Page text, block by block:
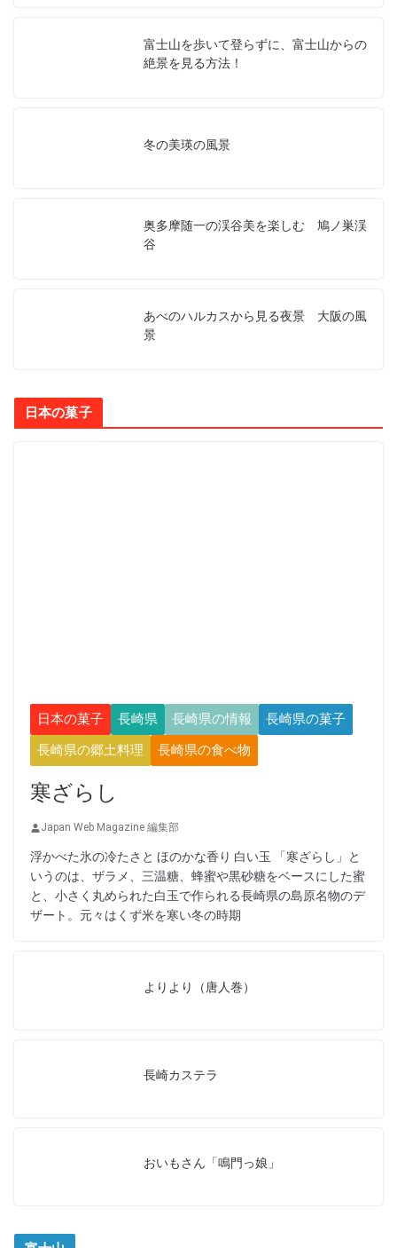
富士山を歩いて登らずに、富士山からの
絶景を見る方法！
冬の美瑛の風景
奥多摩随一の渓谷美を楽しむ 鳩ノ巣渓
谷
あべのハルカスから見る夜景 大阪の風
景
日本の菓子
日本の菓子 長崎県 長崎県の情報
長崎県の菓子
長崎県の郷土料理
長崎県の食べ物
寒ざらし
Japan Web Magazine 編集部
浮かべた氷の冷たさと ほのかな香り 白い玉 「寒ざらし」と
いうのは、ザラメ、三温糖、蜂蜜や黒砂糖をベースにした蜜
と、小さく丸められた白玉で作られる長崎県の島原名物のデ
ザート。元々はくず米を寒い冬の時期
よりより（唐人巻）
長崎カステラ
おいもさん「鳴門っ娘」